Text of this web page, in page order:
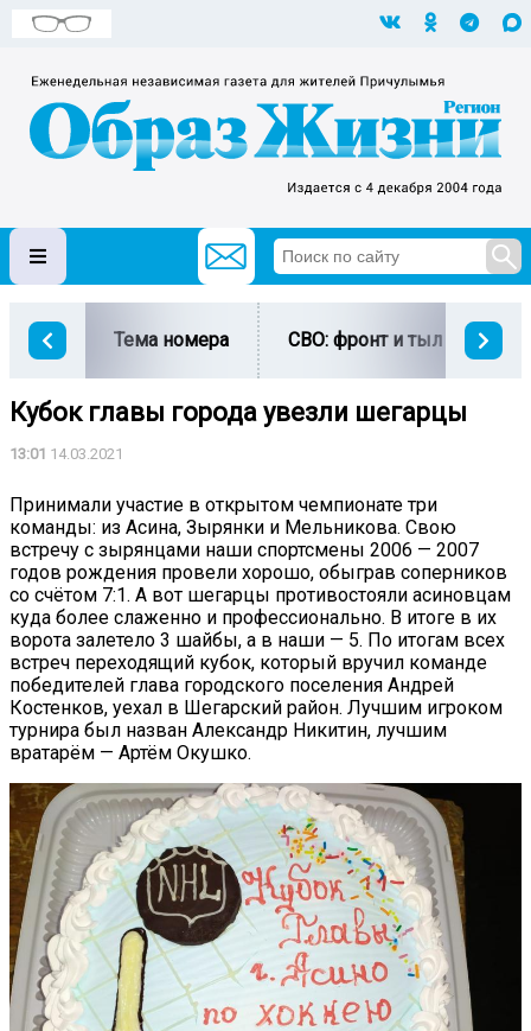
Тема номера СВО: фронт и тыл
Кубок главы города увезли шегарцы
13:01 14.03.2021
Принимали участие в открытом чемпионате три
команды: из Асина, Зырянки и Мельникова. Свою
встречу с зырянцами наши спортсмены 2006 — 2007
годов рождения провели хорошо, обыграв соперников
со счётом 7:1. А вот шегарцы противостояли асиновцам
куда более слаженно и профессионально. В итоге в их
ворота залетело 3 шайбы, а в наши — 5. По итогам всех
встреч переходящий кубок, который вручил команде
победителей глава городского поселения Андрей
Костенков, уехал в Шегарский район. Лучшим игроком
турнира был назван Александр Никитин, лучшим
вратарём — Артём Окушко.